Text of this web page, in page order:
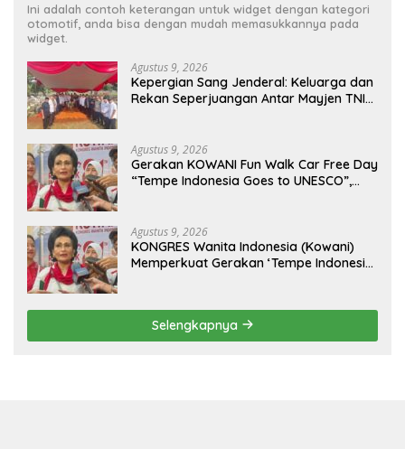
Ini adalah contoh keterangan untuk widget dengan kategori
otomotif, anda bisa dengan mudah memasukkannya pada
widget.
Agustus 9, 2026
Kepergian Sang Jenderal: Keluarga dan
Rekan Seperjuangan Antar Mayjen TNI
Agustus 9, 2026
Gerakan KOWANI Fun Walk Car Free Day
“Tempe Indonesia Goes to UNESCO”,
Agustus 9, 2026
KONGRES Wanita Indonesia (Kowani)
Memperkuat Gerakan ‘Tempe Indonesia
Selengkapnya